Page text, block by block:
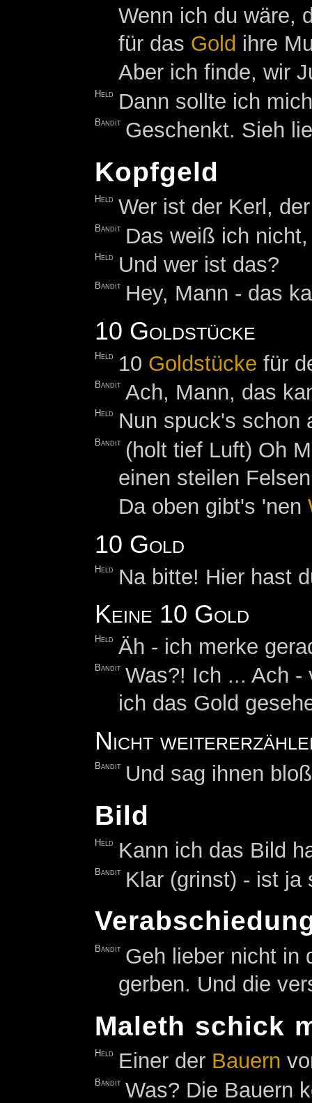
Wenn ich du wäre,
für das Gold ihre
Aber ich finde, wir
Held Dann sollte ich
Bandit Geschenkt. Sieh
Kopfgeld
Held Wer ist der Kerl,
Bandit Das weiß ich
Held Und wer ist das?
Bandit Hey, Mann - das
10 Goldstücke
Held 10 Goldstücke für
Bandit Ach, Mann, das
Held Nun spuck's schon
Bandit (holt tief Luft) Oh
einen steilen
Da oben gibt's 'nen
10 Gold
Held Na bitte! Hier hast
Keine 10 Gold
Held Äh - ich merke
Bandit Was?! Ich ... Ach -
ich das Gold
Nicht
Bandit Und sag ihnen
Bild
Held Kann ich das Bild
Bandit Klar (grinst) - ist ja
Bandit Geh lieber nicht in
gerben. Und die
Maleth schick
Held Einer der Bauern
Bandit Was? Die Bauern